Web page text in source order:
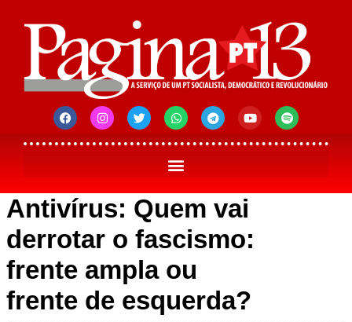
Antivírus: Quem vai
derrotar o fascismo:
frente ampla ou
frente de esquerda?